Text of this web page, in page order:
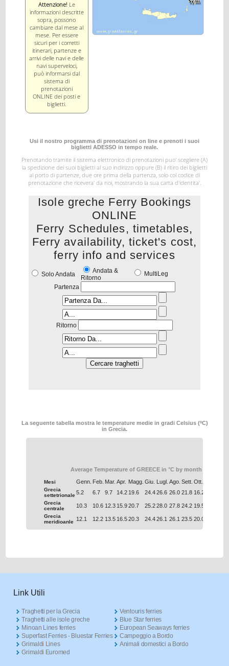
Attenzione! Le
informazioni descritte
sopra, possono
cambiare dal mese al
mese. Per essere
sicuri per i corretti
itinerari, partenze e
arrivi delle navi e delle
navi superveloci,
può informarsi dal
sistema di
prenotazioni
ONLINE dei posti e
biglietti.
Usi il nostro programma di prenotazioni on line e prenoti i suoi
biglietti ADESSO in tempo reale.
Prenotando tramite il sistema elettronico di prenotazioni puo' scegliere (A)
la spedizione dei suoi biglietti al suo indirizzo oppure (B) il ritiro dei biglietti
al porto di partenze, due ore prima della partenza, solo col codice di
prenotazione che ricevera' da noi, mostrando la sua carta d'identita'.
Isole greche Ferry Bookings
ONLINE
Ferry Schedules, timetables,
Ferry availability, ticket's cost,
ferry info and services
Solo Andata
Andata &
Ritorno
MultiLeg
Partenza
Ritorno
La seguente tabella mostra le temperature medie in gradi Celsius (ºC)
in Grecia.
Average Temperature of GREECE in °C by month
Mesi Genn. Feb. Mar. Apr. Magg. Giu. Lugl. Ago. Sett. Ott.
Grecia
settetrionale 5.2 6.7 9.7 14.2 19.6 24.426.6 26.0 21.8 16.2
Grecia
centrale
10.3 10.6 12.3 15.920.7 25.228.0 27.8 24.2 19.5
Grecia
meridioanle 12.1 12.2 13.5 16.520.3 24.426.1 26.1 23.5 20.0
Link Utili
Traghetti per la Grecia
Traghetti alle isole greche
Minoan Lines ferries
Superfast Ferries - Bluestar Ferries
Grimaldi Lines
Grimaldi Euromed
Ventouris ferries
Blue Star ferries
European Seaways ferries
Campeggio a Bordo
Animali domestici a Bordo